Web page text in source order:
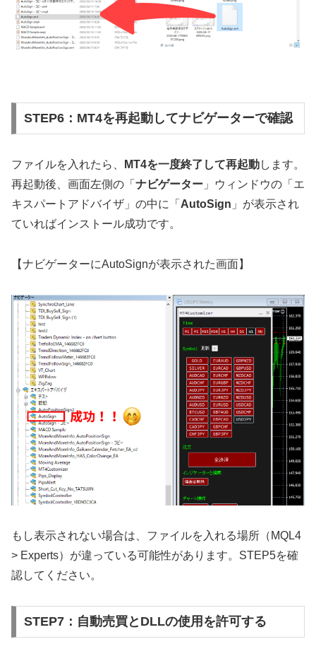
STEP6：MT4を再起動してナビゲーターで確認
ファイルを入れたら、 MT4を一度終了して再起動します。
再起動後、画面左側の「 ナビゲーター 」ウィンドウの「エ
キスパートアドバイザ」の中に「 AutoSign 」が表示され
ていればインストール成功です。
【ナビゲーターにAutoSignが表示された画面】
もし表示されない場合は、ファイルを入れる場所（MQL4
> Experts）が違っている可能性があります。STEP5を確
認してください。
STEP7：自動売買とDLLの使用を許可する